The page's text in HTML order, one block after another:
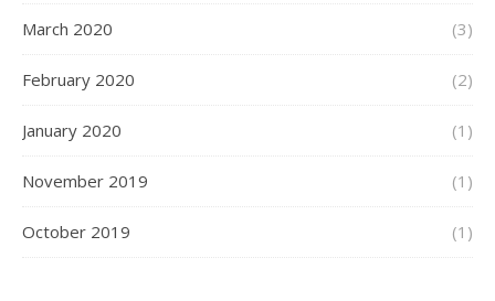
March 2020 (3)
February 2020 (2)
January 2020 (1)
November 2019 (1)
October 2019 (1)